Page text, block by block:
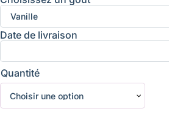
Date de livraison
Quantité